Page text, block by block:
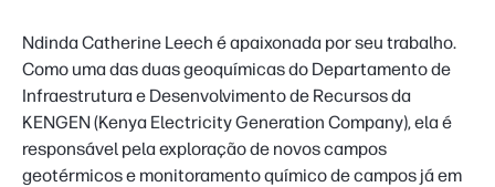
Ndinda Catherine Leech é apaixonada por seu trabalho.
Como uma das duas geoquímicas do Departamento de
Infraestrutura e Desenvolvimento de Recursos da
KENGEN (Kenya Electricity Generation Company), ela é
responsável pela exploração de novos campos
geotérmicos e monitoramento químico de campos já em